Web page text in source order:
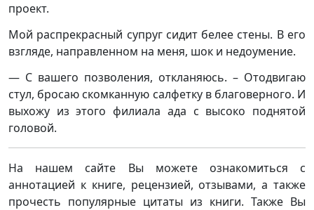
проект.
Мой распрекрасный супруг сидит белее стены. В его
взгляде, направленном на меня, шок и недоумение.
— С вашего позволения, откланяюсь. – Отодвигаю
стул, бросаю скомканную салфетку в благоверного. И
выхожу из этого филиала ада с высоко поднятой
головой.
На нашем сайте Вы можете ознакомиться с
аннотацией к книге, рецензией, отзывами, а также
прочесть популярные цитаты из книги. Также Вы